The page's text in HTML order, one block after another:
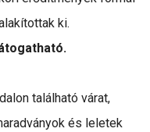
ki.
található várat,
és leletek